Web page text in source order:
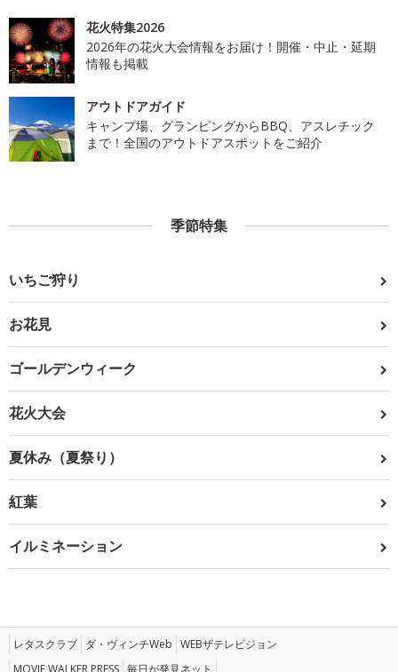
花火特集2026
2026年の花火大会情報をお届け！開催・中止・延期
情報も掲載
アウトドアガイド
キャンプ場、グランピングからBBQ、アスレチック
まで！全国のアウトドアスポットをご紹介
季節特集
いちご狩り
お花見
ゴールデンウィーク
花火大会
夏休み（夏祭り）
紅葉
イルミネーション
レタスクラブ ダ・ヴィンチWeb WEBザテレビジョン
MOVIE WALKER PRESS 毎日が発見ネット